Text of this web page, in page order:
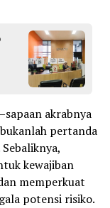
akrabnya
pertanda
kewajiban
memperkuat
potensi risiko.